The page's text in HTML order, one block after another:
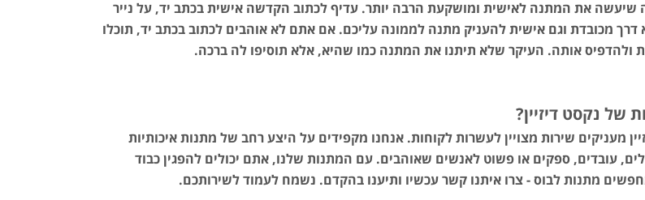
את המתנה לאישית ומושקעת הרבה יותר. עדיף לכתוב הקדשה אישית בכתב יד, על נייר
דרך מכובדת וגם אישית להעניק מתנה לממונה עליכם. אם אתם לא אוהבים לכתוב בכתב יד, תוכלו
ולהדפיס אותה. העיקר שלא תיתנו את המתנה כמו שהיא, אלא תוסיפו לה ברכה.
של נקסט דיזיין?
מעניקים שירות מצויין לעשרות לקוחות. אנחנו מקפידים על היצע רחב של מתנות איכותיות
עובדים, ספקים או פשוט לאנשים שאוהבים. עם המתנות שלנו, אתם יכולים להפגין כבוד
מתנות לבוס - צרו איתנו קשר עכשיו ותיענו בהקדם. נשמח לעמוד לשירותכם.